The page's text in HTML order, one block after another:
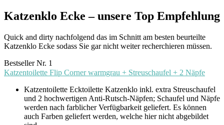
Katzenklo Ecke – unsere Top Empfehlung
Quick and dirty nachfolgend das im Schnitt am besten beurteilte
Katzenklo Ecke sodass Sie gar nicht weiter recherchieren müssen.
Bestseller Nr. 1
Katzentoilette Flip Corner warmgrau + Streuschaufel + 2 Näpfe
Katzentoilette Ecktoilette Katzenklo inkl. extra Streuschaufel
und 2 hochwertigen Anti-Rutsch-Näpfen; Schaufel und Näpfe
werden nach farblicher Verfügbarkeit geliefert. Es können
auch Farben geliefert werden, welche hier nicht abgebildet